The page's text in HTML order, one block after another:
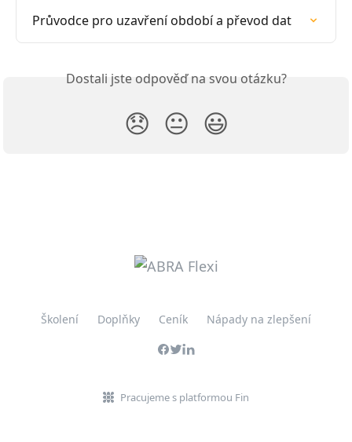
Průvodce pro uzavření období a převod dat
Dostali jste odpověď na svou otázku?
😞 😐 😃
Školení Doplňky Ceník Nápady na zlepšení
Pracujeme s platformou Fin